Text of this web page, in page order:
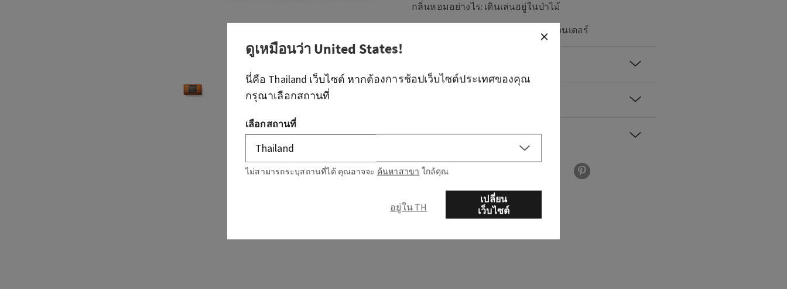
กลิ่นหอมอย่างไร: เดินเล่นอยู่ในป่าไม้
โน้ต: มะฮอกกานี ไม้สักสีดำ และลาเวนเดอร์
ส่วนผสม
ดูเหมือนว่าUnited States!
นี่คือ Thailand เว็บไซต์ หากต้องการช้อปเว็บไซต์ประเทศของคุณ
กรุณาเลือกสถานที่
เลือกสถานที่
ไม่สามารถระบุสถานที่ได้ คุณอาจจะ ค้นหาสาขา ใกล้คุณ
อยู่ใน TH
เปลี่ยน
เว็บไซต์